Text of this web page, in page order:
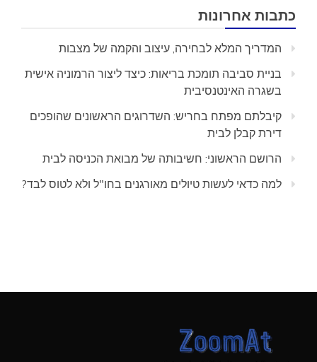
כתבות אחרונות
המדריך המלא לבחירה, עיצוב והקמה של מצבות
בניית סביבה תומכת בריאות: כיצד ליצור הרמוניה אישית
בשגרה האינטנסיבית
קיבלתם מפתח בחריש: השדרוגים הראשונים שהופכים
דירת קבלן לבית
הרושם הראשוני: חשיבותה של מבואת הכניסה לבית
למה כדאי לעשות טיולים מאורגנים בחו"ל ולא לטוס לבד?